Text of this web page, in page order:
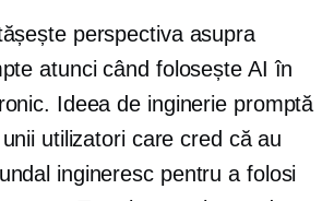
perspectiva asupra
atunci când folosește AI în
Ideea de inginerie promptă
utilizatori care cred că au
ingineresc pentru a folosi